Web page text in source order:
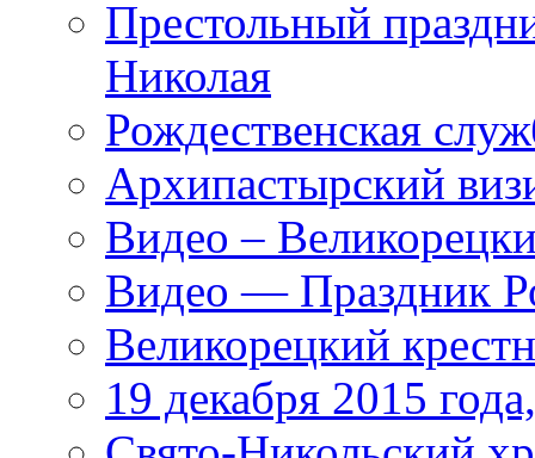
Престольный
Николая
Рождественская
Архипастырский
Видео –
Видео — Праздник
Великорецкий
19 декабря 2015